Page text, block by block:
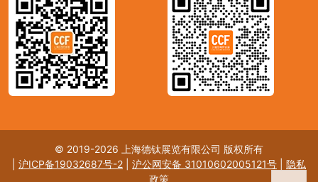
© 2019-2026 上海德钛展览有限公司 版权所有
沪ICP备19032687号-2 沪公网安备 31010602005121号
隐私
政策